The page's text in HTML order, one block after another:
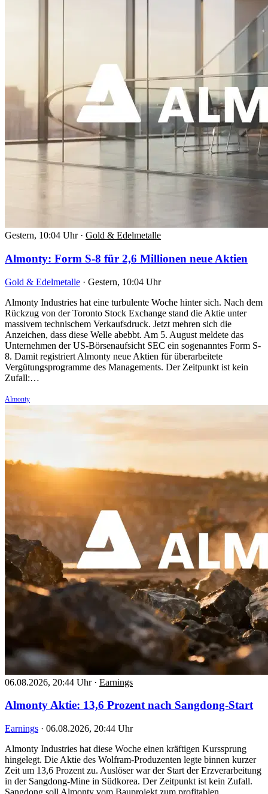
Gestern, 10:04 Uhr · Gold & Edelmetalle
Almonty: Form S-8 für 2,6 Millionen neue Aktien
Gold & Edelmetalle · Gestern, 10:04 Uhr
Almonty Industries hat eine turbulente Woche hinter sich. Nach dem
Rückzug von der Toronto Stock Exchange stand die Aktie unter
massivem technischem Verkaufsdruck. Jetzt mehren sich die
Anzeichen, dass diese Welle abebbt. Am 5. August meldete das
Unternehmen der US-Börsenaufsicht SEC ein sogenanntes Form S-
8. Damit registriert Almonty neue Aktien für überarbeitete
Vergütungsprogramme des Managements. Der Zeitpunkt ist kein
Zufall:…
Almonty
06.08.2026, 20:44 Uhr · Earnings
Almonty Aktie: 13,6 Prozent nach Sangdong-Start
Earnings · 06.08.2026, 20:44 Uhr
Almonty Industries hat diese Woche einen kräftigen Kurssprung
hingelegt. Die Aktie des Wolfram-Produzenten legte binnen kurzer
Zeit um 13,6 Prozent zu. Auslöser war der Start der Erzverarbeitung
in der Sangdong-Mine in Südkorea. Der Zeitpunkt ist kein Zufall.
Sangdong soll Almonty vom Bauprojekt zum profitablen